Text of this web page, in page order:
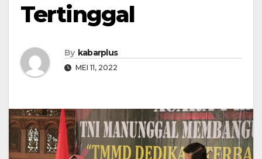
Tertinggal
By kabarplus
MEI 11, 2022